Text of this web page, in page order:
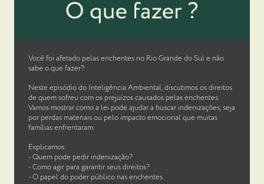
Você foi afetado pelas enchentes no Rio Grande do Sul e não
sabe o que fazer?
Neste episódio do Inteligência Ambiental, discutimos os direitos
de quem sofreu com os prejuízos causados pelas enchentes.
Vamos mostrar como a lei pode ajudar a buscar indenizações, seja
por perdas materiais ou pelo impacto emocional que muitas
famílias enfrentaram.
Explicamos:
- Quem pode pedir indenização?
- Como agir para garantir seus direitos?
- O papel do poder público nas enchentes.